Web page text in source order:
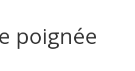
poignée